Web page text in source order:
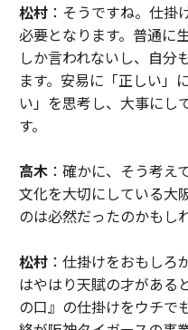
松村：そうですね。仕掛
必要となります。普通に
しか言われないし、自分
ます。安易に「正しい」
い」を思考し、大事にし
す。
高木：確かに、そう考え
文化を大切にしている大
のは必然だったのかもし
松村：仕掛けをおもしろ
はやはり天賦の才がある
の口』の仕掛けをウチで